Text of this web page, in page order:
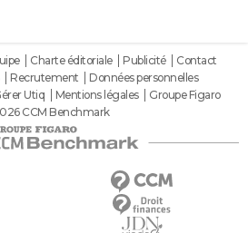
Charte éditoriale Publicité
Contact
Recrutement
Données personnelles
Utiq Mentions légales
Groupe Figaro
CCM Benchmark